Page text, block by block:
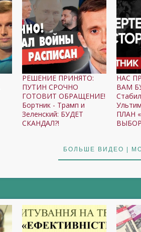
РЕШЕНИЕ ПРИНЯТО:
ПУТИН СРОЧНО
ГОТОВИТ ОБРАЩЕНИЕ!
Бортник - Трамп и
Зеленский: БУДЕТ
СКАНДАЛ?!
НАС
ВАМ
ПЛАН
БОЛЬШЕ ВИДЕО |